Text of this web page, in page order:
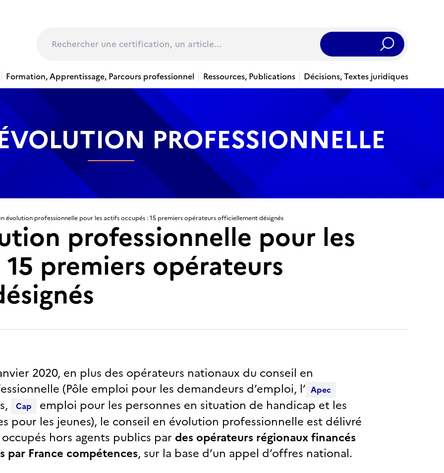
Rechercher
Formation, Apprentissage, Parcours professionnel
Ressources, Publications Décisions, Textes juridiques
PROFESSIONNELLE
évolution professionnelle pour les actifs occupés : 15 premiers opérateurs officiellement désignés
professionnelle pour les
premiers opérateurs
2020, en plus des opérateurs nationaux du conseil en
(Pôle emploi pour les demandeurs d’emploi, l’ Apec
Cap
emploi pour les personnes en situation de handicap et les
pour les jeunes), le conseil en évolution professionnelle est délivré
hors agents publics par des opérateurs régionaux financés
par France compétences, sur la base d’un appel d’offres national.